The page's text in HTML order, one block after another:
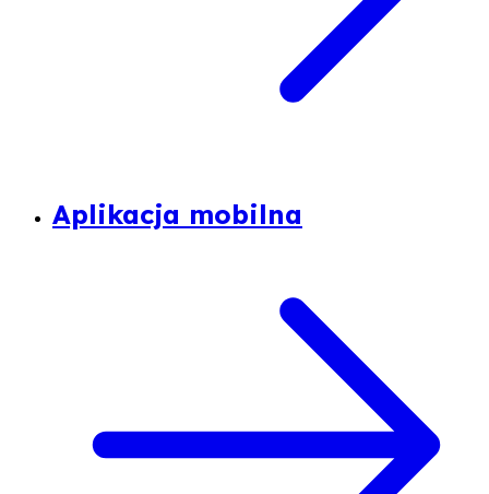
Aplikacja mobilna